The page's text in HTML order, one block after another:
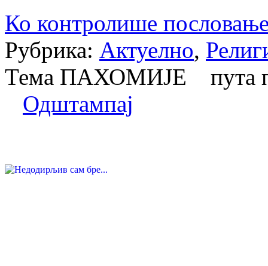
Ко контролише
Рубрика: Актуелно,
Тема ПАХОМИЈЕ пута
Одштампај